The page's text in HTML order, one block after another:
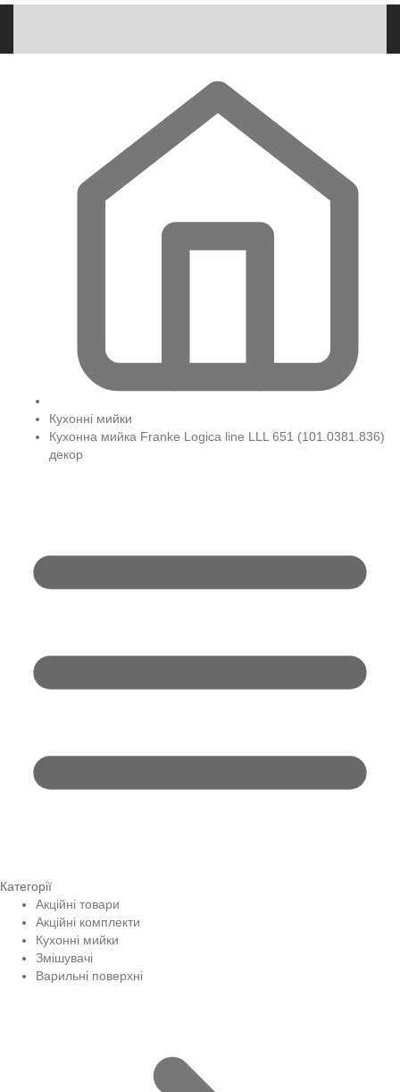
Кухонні мийки
Кухонна мийка Franke Logica line LLL 651 (101.0381.836)
декор
Категорії
Акційні товари
Акційні комплекти
Кухонні мийки
Змішувачі
Варильні поверхні